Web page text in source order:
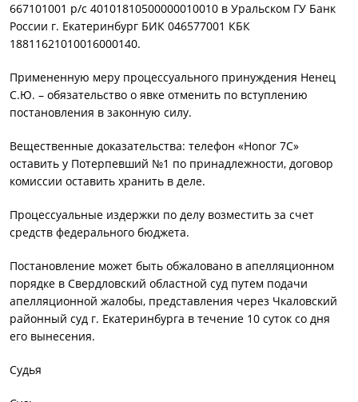
667101001 р/с 40101810500000010010 в Уральском ГУ Банк
России г. Екатеринбург БИК 046577001 КБК
18811621010016000140.
Примененную меру процессуального принуждения Ненец
С.Ю. – обязательство о явке отменить по вступлению
постановления в законную силу.
Вещественные доказательства: телефон «Honor 7C»
оставить у Потерпевший №1 по принадлежности, договор
комиссии оставить хранить в деле.
Процессуальные издержки по делу возместить за счет
средств федерального бюджета.
Постановление может быть обжаловано в апелляционном
порядке в Свердловский областной суд путем подачи
апелляционной жалобы, представления через Чкаловский
районный суд г. Екатеринбурга в течение 10 суток со дня
его вынесения.
Судья